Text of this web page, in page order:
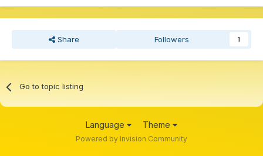
Share Followers 1
Go to topic listing
Language Theme
Powered by Invision Community